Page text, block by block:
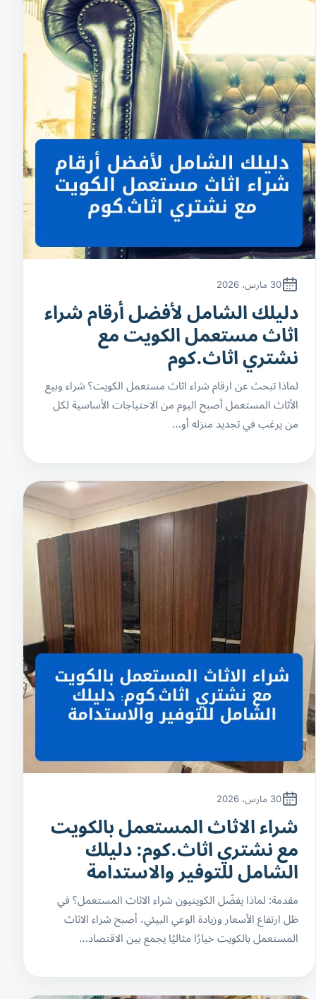
30 مارس، 2026
دليلك الشامل لأفضل أرقام شراء
اثاث مستعمل الكويت مع
نشتري اثاث.كوم
لماذا تبحث عن ارقام شراء اثاث مستعمل الكويت؟ شراء وبيع
الأثاث المستعمل أصبح اليوم من الاحتياجات الأساسية لكل
من يرغب في تجديد منزله أو…
30 مارس، 2026
شراء الاثاث المستعمل بالكويت
مع نشتري اثاث.كوم: دليلك
الشامل للتوفير والاستدامة
مقدمة: لماذا يفضّل الكويتيون شراء الاثاث المستعمل؟ في
ظل ارتفاع الأسعار وزيادة الوعي البيئي، أصبح شراء الاثاث
المستعمل بالكويت خيارًا مثاليًا يجمع بين الاقتصاد…